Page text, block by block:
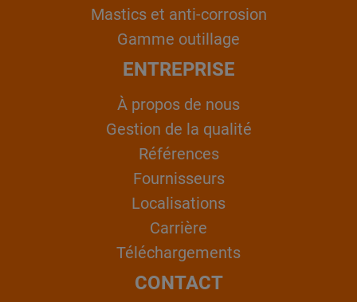
Mastics et anti-corrosion
Gamme outillage
ENTREPRISE
À propos de nous
Gestion de la qualité
Références
Fournisseurs
Localisations
Carrière
Téléchargements
CONTACT